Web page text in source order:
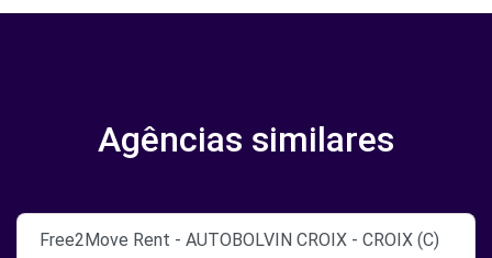
Agências similares
Free2Move Rent - AUTOBOLVIN CROIX - CROIX (C)